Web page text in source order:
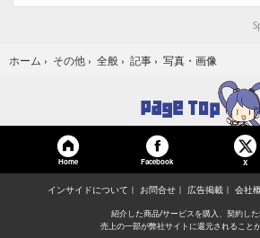
ホーム › その他 › 全般 › 記事 › 写真・画像
Home Facebook X
インサイドについて お問合せ 広告掲載 会社
紹介した商品/サービスを購入、契約した
売上の一部が弊社サイトに還元されることが